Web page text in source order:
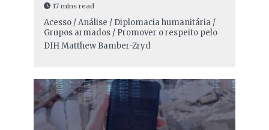
17 mins read
Acesso / Análise / Diplomacia humanitária /
Grupos armados / Promover o respeito pelo
DIHMatthew Bamber-Zryd